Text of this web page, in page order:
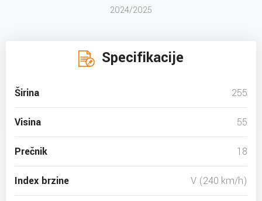
2024/2025
Specifikacije
Širina 255
Visina 55
Prečnik 18
Index brzine V (240 km/h)